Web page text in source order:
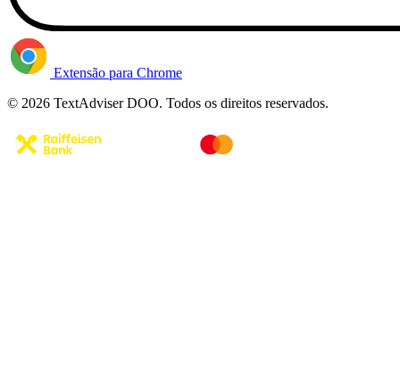
Extensão para Chrome
© 2026 TextAdviser DOO. Todos os direitos reservados.